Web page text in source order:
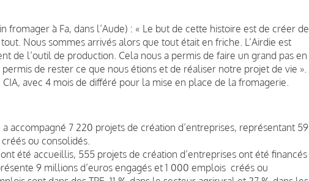
fromager à Fa, dans l’Aude) : « Le but de cette histoire est de créer de
Nous sommes arrivés alors que tout était en friche. L’Airdie est
de l’outil de production. Cela nous a permis de faire un grand pas en
de rester ce que nous étions et de réaliser notre projet de vie ».
avec 4 mois de différé pour la mise en place de la fromagerie.
a accompagné 7 220 projets de création d’entreprises, représentant 59
ou consolidés.
été accueillis, 555 projets de création d’entreprises ont été financés
9 millions d’euros engagés et 1 000 emplois créés ou